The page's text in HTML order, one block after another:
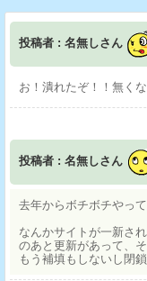
投稿者 : 名無しさん
お！潰れたぞ！！無く
投稿者 : 名無しさん
去年からボチボチやっ
なんかサイトが一新さ
のあと更新があって、
もう補填もしないし閉